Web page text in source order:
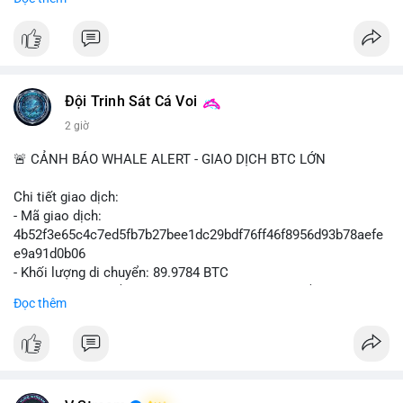
#binancesquare
$btc
📰 Nguồn: Cointelegraph
Đội Trinh Sát Cá Voi
2 giờ
🚨 CẢNH BÁO WHALE ALERT - GIAO DỊCH BTC LỚN
Chi tiết giao dịch:
- Mã giao dịch:
4b52f3e65c4c7ed5fb7b27bee1dc29bdf76ff46f8956d93b78aefe
e9a91d0b06
- Khối lượng di chuyển: 89.9784 BTC
USD)
Đọc thêm